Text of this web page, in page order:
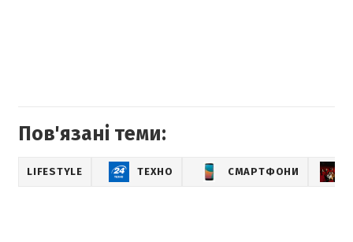
Пов'язані теми:
LIFESTYLE ТЕХНО СМАРТФОНИ